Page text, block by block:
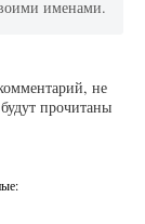
именами.
не
прочитаны